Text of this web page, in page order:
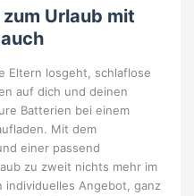
Urlaub mit
Eltern losgeht, schlaflose
auf dich und deinen
Batterien bei einem
Mit dem
einer passend
zu zweit nichts mehr im
individuelles Angebot, ganz